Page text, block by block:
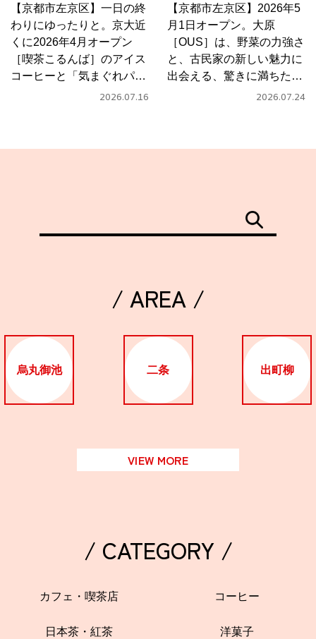
【京都市左京区】一日の終
わりにゆったりと。京大近
くに2026年4月オープン
［喫茶こるんば］のアイス
コーヒーと「気まぐれパス
2026.07.16
【京都市左京区】2026年5
月1日オープン。大原
［OUS］は、野菜の力強さ
と、古民家の新しい魅力に
出会える、驚きに満ちたカ
2026.07.24
/ AREA /
烏丸御池 二条 出町柳
VIEW MORE
/ CATEGORY /
カフェ・喫茶店 コーヒー
日本茶・紅茶 洋菓子